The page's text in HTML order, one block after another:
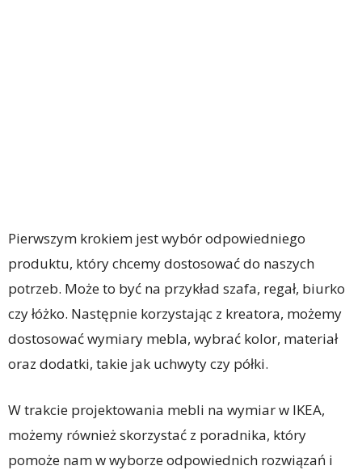
Pierwszym krokiem jest wybór odpowiedniego
produktu, który chcemy dostosować do naszych
potrzeb. Może to być na przykład szafa, regał, biurko
czy łóżko. Następnie korzystając z kreatora, możemy
dostosować wymiary mebla, wybrać kolor, materiał
oraz dodatki, takie jak uchwyty czy półki.
W trakcie projektowania mebli na wymiar w IKEA,
możemy również skorzystać z poradnika, który
pomoże nam w wyborze odpowiednich rozwiązań i